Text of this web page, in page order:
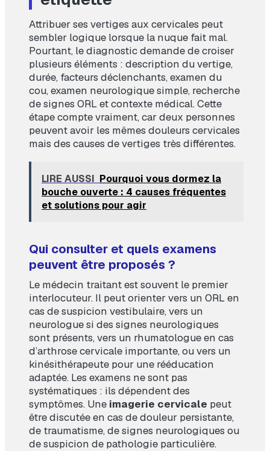
Attribuer ses vertiges aux cervicales peut
sembler logique lorsque la nuque fait mal.
Pourtant, le diagnostic demande de croiser
plusieurs éléments : description du vertige,
durée, facteurs déclenchants, examen du
cou, examen neurologique simple, recherche
de signes ORL et contexte médical. Cette
étape compte vraiment, car deux personnes
peuvent avoir les mêmes douleurs cervicales
mais des causes de vertiges très différentes.
LIRE AUSSI Pourquoi vous dormez la
bouche ouverte : 4 causes fréquentes
et solutions pour agir
Qui consulter et quels examens
peuvent être proposés ?
Le médecin traitant est souvent le premier
interlocuteur. Il peut orienter vers un ORL en
cas de suspicion vestibulaire, vers un
neurologue si des signes neurologiques
sont présents, vers un rhumatologue en cas
d’arthrose cervicale importante, ou vers un
kinésithérapeute pour une rééducation
adaptée. Les examens ne sont pas
systématiques : ils dépendent des
symptômes. Une imagerie cervicale peut
être discutée en cas de douleur persistante,
de traumatisme, de signes neurologiques ou
de suspicion de pathologie particulière.